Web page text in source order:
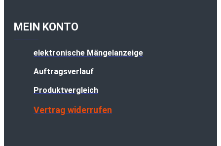
MEIN KONTO
elektronische Mängelanzeige
Auftragsverlauf
Produktvergleich
Vertrag widerrufen